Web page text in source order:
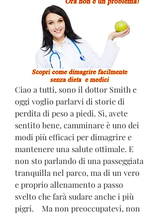
Ciao a tutti, sono il dottor Smith e
oggi voglio parlarvi di storie di
perdita di peso a piedi. Sì, avete
sentito bene, camminare è uno dei
modi più efficaci per dimagrire e
mantenere una salute ottimale. E
non sto parlando di una passeggiata
tranquilla nel parco, ma di un vero
e proprio allenamento a passo
svelto che farà sudare anche i più
pigri.    Ma non preoccupatevi, non